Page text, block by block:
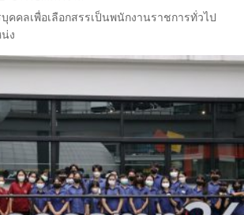
คคลเพื่อเลือกสรรเป็นพนักงานราชการทั่วไป
ง